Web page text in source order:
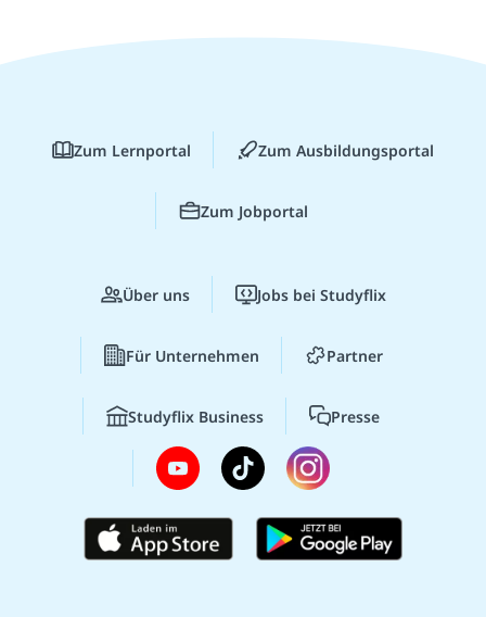
Zum Lernportal Zum Ausbildungsportal
Zum Jobportal
Über uns Jobs bei Studyflix
Für Unternehmen Partner
Studyflix Business Presse